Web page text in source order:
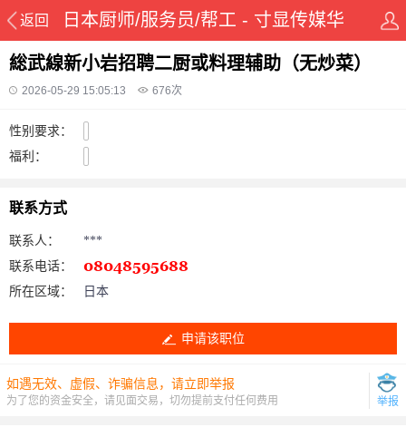
返回 日本厨师/服务员/帮工 - 寸显传媒华
侨在线华人资讯网
総武線新小岩招聘二厨或料理辅助（无炒菜）
2026-05-29 15:05:13 676次
性别要求：
福利：
联系方式
联系人：
***
联系电话：
所在区域：
日本
申请该职位
如遇无效、虚假、诈骗信息，请立即举报
为了您的资金安全，请见面交易，切勿提前支付任何费用 举报